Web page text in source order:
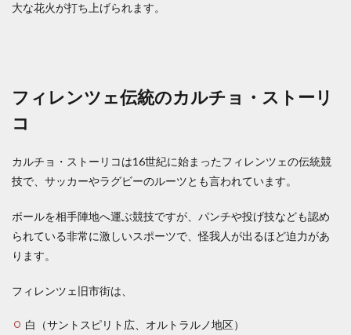
大な花火が打ち上げられます。
フィレンツェ伝統のカルチョ・ストーリ
コ
カルチョ・ストーリコは16世紀に始まったフィレンツェの伝統競
技で、サッカーやラグビーのルーツとも言われています。
ボールを相手陣地へ運ぶ競技ですが、パンチや投げ技なども認め
られている非常に激しいスポーツで、怪我人が出るほど迫力があ
ります。
フィレンツェ旧市街は、
白（サントスピリト広、オルトラルノ地区）